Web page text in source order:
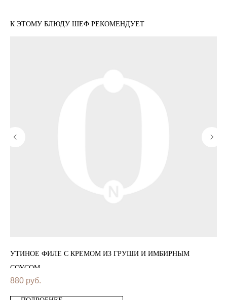
К ЭТОМУ БЛЮДУ ШЕФ РЕКОМЕНДУЕТ
УТИНОЕ ФИЛЕ С КРЕМОМ ИЗ ГРУШИ И ИМБИРНЫМ
СОУСОМ
880 руб.